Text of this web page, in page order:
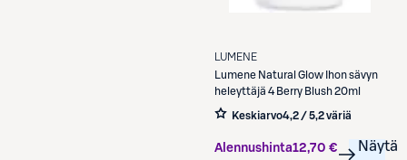
LUMENE
Lumene Natural Glow Ihon sävyn
heleyttäjä 4 Berry Blush 20ml
Keskiarvo4,2 / 5,2 väriä
Alennushinta12,70 €
Näytä